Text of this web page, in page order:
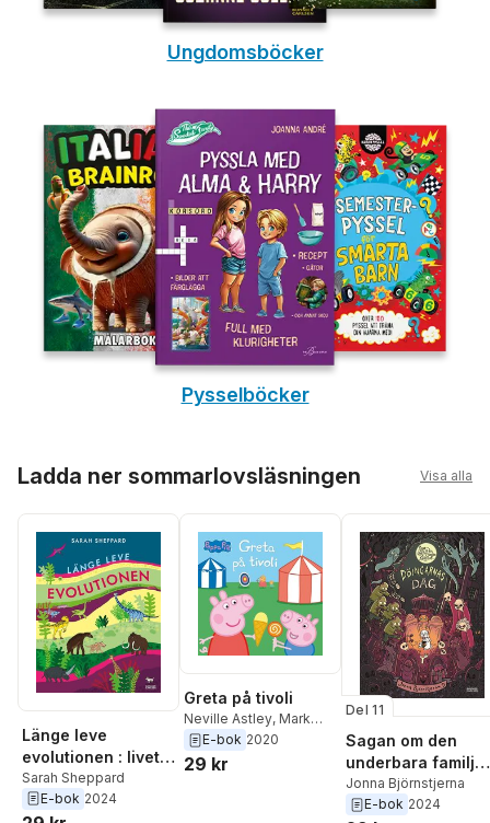
Ungdomsböcker
Pysselböcker
Ladda ner sommarlovsläsningen Visa alla
Länge leve
evolutionen : livet
på jorden under
4,6 miljarder år!
Sarah Sheppard
E-bok 2024
Greta på tivoli
Neville Astley, Mark
Baker
E-bok 2020
29 kr
Del 11
Sagan om den
underbara
Kanin och
Döingarnas dag
Jonna Björnstjerna
E-bok 2024